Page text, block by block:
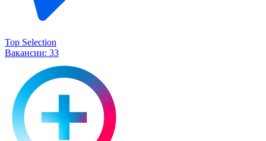
Top Selection
Вакансии: 33